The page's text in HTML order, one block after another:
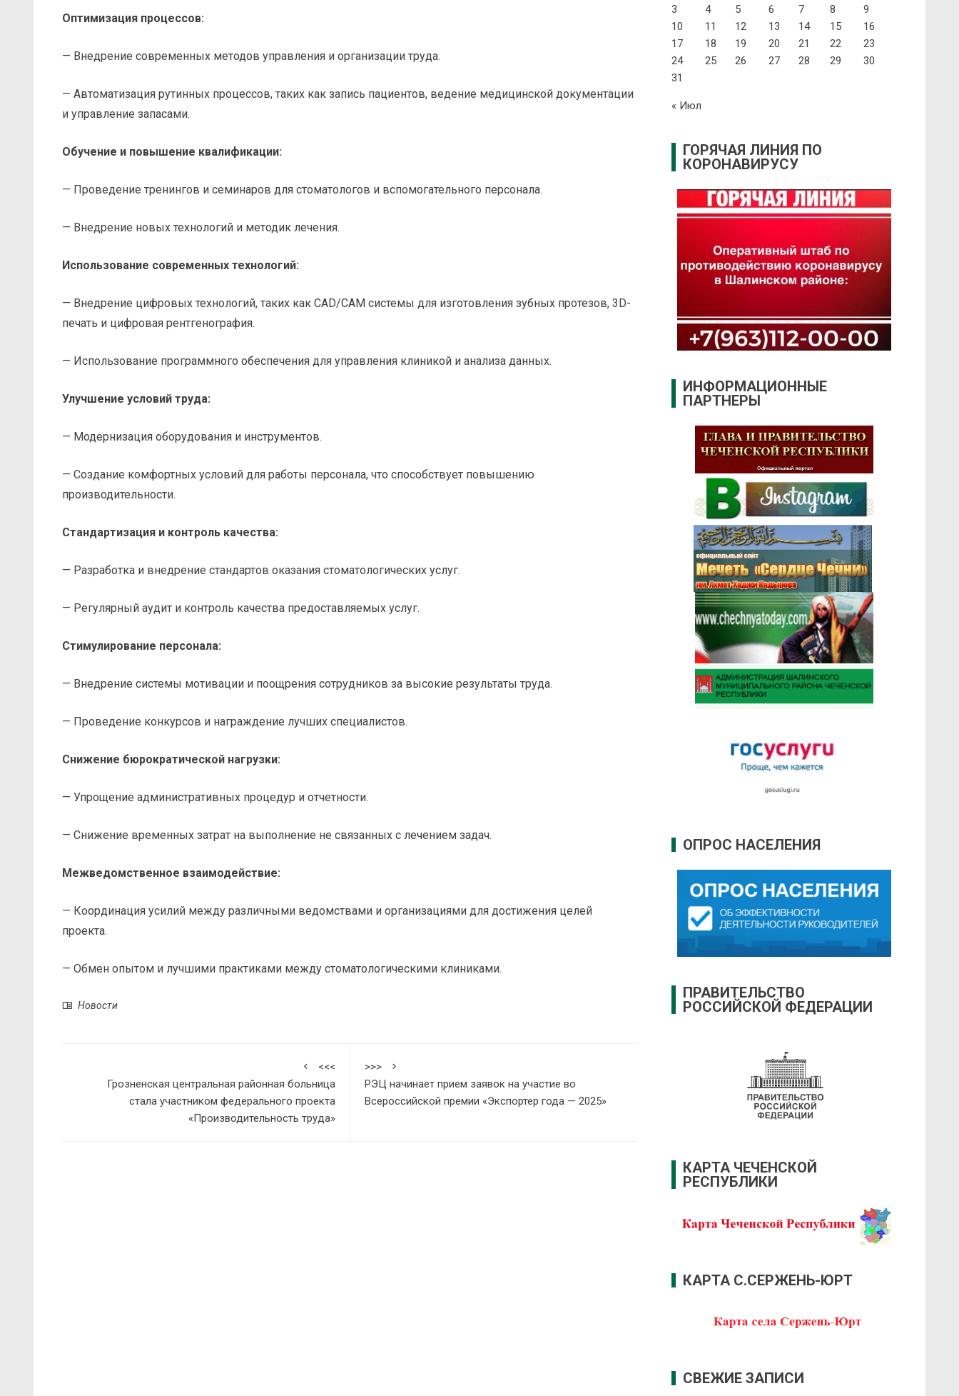
Оптимизация процессов:
— Внедрение современных методов управления и организации труда.
— Автоматизация рутинных процессов, таких как запись пациентов, ведение медицинской документации
и управление запасами.
Обучение и повышение квалификации:
— Проведение тренингов и семинаров для стоматологов и вспомогательного персонала.
— Внедрение новых технологий и методик лечения.
Использование современных технологий:
— Внедрение цифровых технологий, таких как CAD/CAM системы для изготовления зубных протезов, 3D-
печать и цифровая рентгенография.
— Использование программного обеспечения для управления клиникой и анализа данных.
Улучшение условий труда:
— Модернизация оборудования и инструментов.
— Создание комфортных условий для работы персонала, что способствует повышению
производительности.
Стандартизация и контроль качества:
— Разработка и внедрение стандартов оказания стоматологических услуг.
— Регулярный аудит и контроль качества предоставляемых услуг.
Стимулирование персонала:
— Внедрение системы мотивации и поощрения сотрудников за высокие результаты труда.
— Проведение конкурсов и награждение лучших специалистов.
Снижение бюрократической нагрузки:
— Упрощение административных процедур и отчетности.
— Снижение временных затрат на выполнение не связанных с лечением задач.
Межведомственное взаимодействие:
— Координация усилий между различными ведомствами и организациями для достижения целей
проекта.
— Обмен опытом и лучшими практиками между стоматологическими клиниками.
Новости
<<<
Грозненская центральная районная больница
стала участником федерального проекта
«Производительность труда»
>>>
РЭЦ начинает прием заявок на участие во
Всероссийской премии «Экспортер года — 2025»
3
4 5 6 7 8
9
10
11 12 13 14 15
16
17
18 19 20 21 22
23
24
25 26 27 28 29
30
31
« Июл
ГОРЯЧАЯ ЛИНИЯ ПО
КОРОНАВИРУСУ
ИНФОРМАЦИОННЫЕ
ПАРТНЕРЫ
ОПРОС НАСЕЛЕНИЯ
ПРАВИТЕЛЬСТВО
РОССИЙСКОЙ ФЕДЕРАЦИИ
КАРТА ЧЕЧЕНСКОЙ
РЕСПУБЛИКИ
КАРТА С.СЕРЖЕНЬ-ЮРТ
СВЕЖИЕ ЗАПИСИ